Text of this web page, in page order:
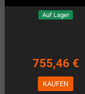
Auf Lager
755,46 €
KAUFEN